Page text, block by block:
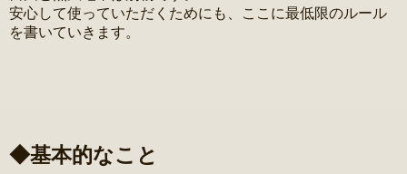
安心して使っていただくためにも、ここに最低限のルール
を書いていきます。
◆基本的なこと